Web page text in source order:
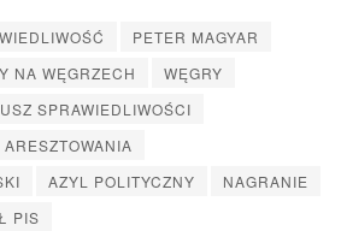
PETER MAGYAR
NA WĘGRZECH
WĘGRY
SPRAWIEDLIWOŚCI
AZYL POLITYCZNY
NAGRANIE
PIS